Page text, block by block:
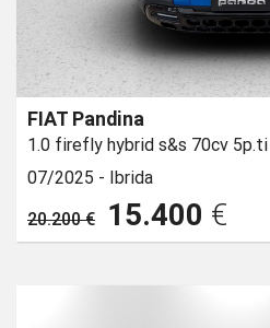
FIAT Pandina
1.0 firefly hybrid s&s 70cv 5p.ti
07/2025 -
Ibrida
20.200 €
15.400 €